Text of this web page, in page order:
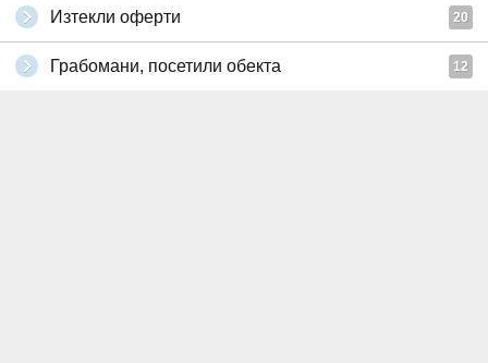
Изтекли оферти 20
Грабомани, посетили обекта 12